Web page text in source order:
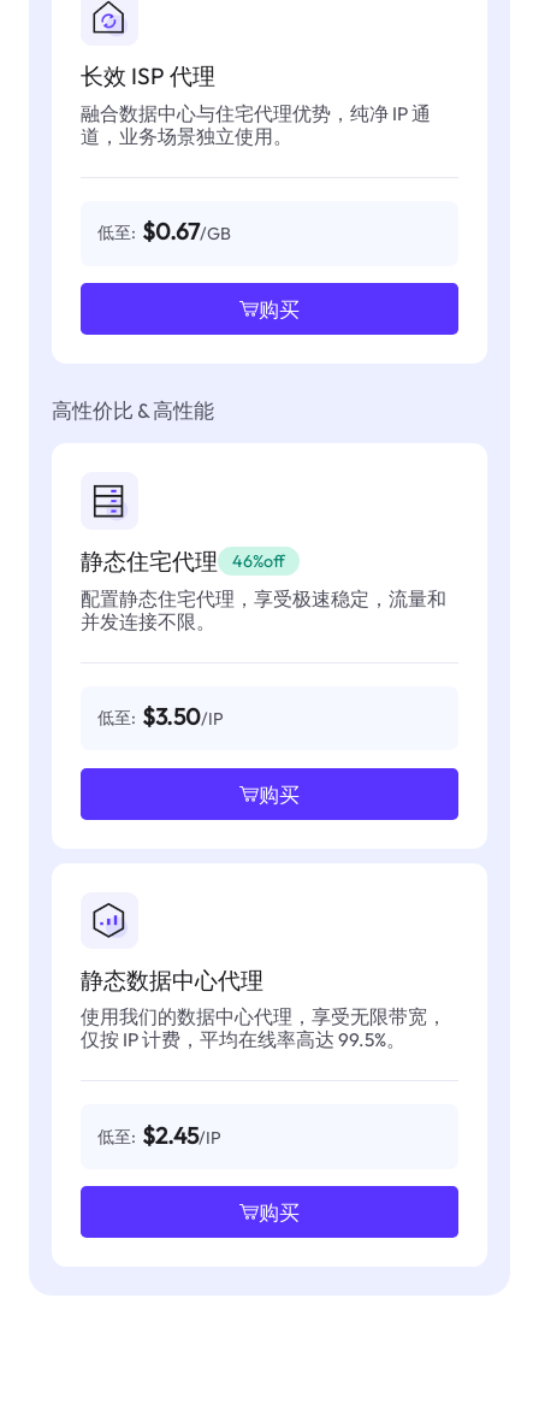
长效 ISP 代理
融合数据中心与住宅代理优势，纯净 IP 通
道，业务场景独立使用。
低至: $0.67/GB
购买
高性价比 & 高性能
静态住宅代理 46%off
配置静态住宅代理，享受极速稳定，流量和
并发连接不限。
低至: $3.50/IP
购买
静态数据中心代理
使用我们的数据中心代理，享受无限带宽，
仅按 IP 计费，平均在线率高达 99.5%。
低至: $2.45/IP
购买